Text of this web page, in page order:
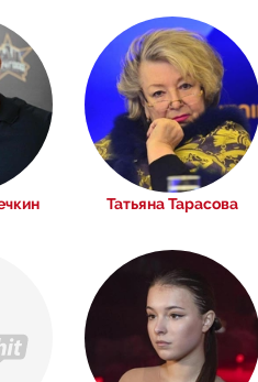
Татьяна Тарасова